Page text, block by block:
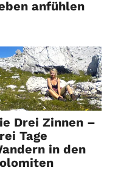
anfühlen
Drei Zinnen –
Tage
in den